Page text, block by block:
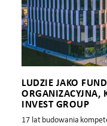
LUDZIE JAKO
ORGANIZACYJNA,
INVEST GROUP
17 lat budowania